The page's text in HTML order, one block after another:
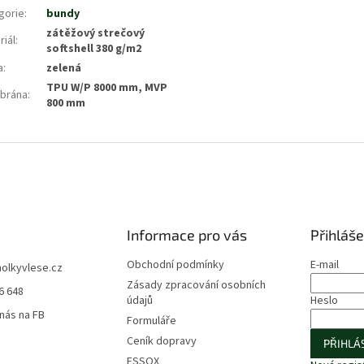
:
bundy
:
zátěžový strečový
softshell 380 g/m2
:
zelená
:
TPU W/P 8000 mm, MVP
800 mm
648
na FB
Informace pro vás
Obchodní podmínky
Zásady zpracování osobních
údajů
Formuláře
Ceník dopravy
E-mail
Heslo